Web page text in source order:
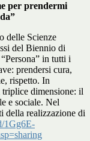
per prendermi
delle Scienze
del Biennio di
in tutti i
prendersi cura,
rispetto. In
triplice dimensione: il
e sociale. Nel
della realizzazione di
1Gg6E-